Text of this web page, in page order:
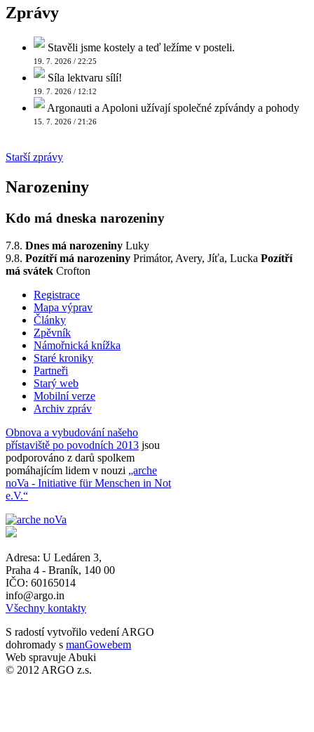
Zprávy
Stavěli jsme kostely a teď ležíme v posteli.
19. 7. 2026 / 22:25
Síla lektvaru sílí!
19. 7. 2026 / 12:12
Argonauti a Apoloni užívají společné zpívándy a pohody
15. 7. 2026 / 21:26
Starší zprávy
Narozeniny
Kdo má dneska narozeniny
7.8. Dnes má narozeniny Luky
9.8. Pozítří má narozeniny Primátor, Avery, Jíťa, Lucka Pozítří
má svátek Crofton
Registrace
Mapa výprav
Články
Zpěvník
Námořnická knížka
Staré kroniky
Partneři
Starý web
Mobilní verze
Archiv zpráv
Obnova a vybudování našeho
přístaviště po povodních 2013 jsou
podporováno z darů spolkem
pomáhajícím lidem v nouzi „arche
noVa - Initiative für Menschen in Not
e.V.“
Adresa: U Ledáren 3,
Praha 4 - Braník, 140 00
IČO: 60165014
info@argo.in
Všechny kontakty
S radostí vytvořilo vedení ARGO
dohromady s manGowebem
Web spravuje Abuki
© 2012 ARGO z.s.